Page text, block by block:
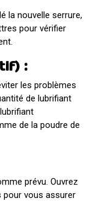
la nouvelle serrure,
pour vérifier
:
les problèmes
de lubrifiant
de la poudre de
prévu. Ouvrez
vous assurer